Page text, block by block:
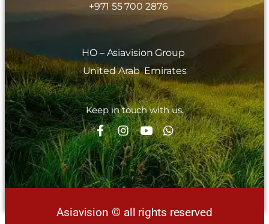
+971 55 700 2876
HO – Asiavision Group
United Arab Emirates
Keep in touch with us.
Asiavision © all rights reserved